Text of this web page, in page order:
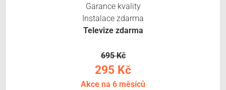
Garance kvality
Instalace zdarma
Televize zdarma
695 Kč
295 Kč
Akce na 6 měsíců